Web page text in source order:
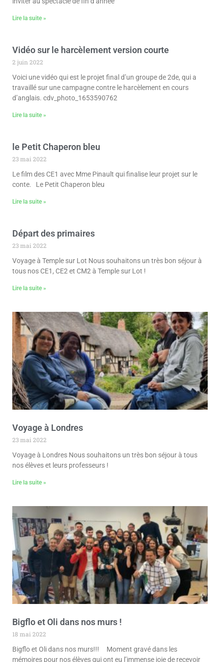
Lire la suite »
Vidéo sur le harcèlement version courte
2 juin 2022
Voici une vidéo qui est le projet final d’un groupe de 2de, qui a
travaillé sur une campagne contre le harcèlement en cours
d’anglais. cdv_photo_1653590762
Lire la suite »
le Petit Chaperon bleu
23 mai 2022
Le film des CE1 avec Mme Pinault qui finalise leur projet sur le
conte. Le Petit Chaperon bleu
Lire la suite »
Départ des primaires
23 mai 2022
Voyage à Temple sur Lot Nous souhaitons un très bon séjour à
tous nos CE1, CE2 et CM2 à Temple sur Lot !
Lire la suite »
Voyage à Londres
23 mai 2022
Voyage à Londres Nous souhaitons un très bon séjour à tous
nos élèves et leurs professeurs !
Lire la suite »
Bigflo et Oli dans nos murs !
18 mai 2022
Bigflo et Oli dans nos murs!!! Moment gravé dans les
mémoires pour nos élèves qui ont eu l’immense joie de recevoir